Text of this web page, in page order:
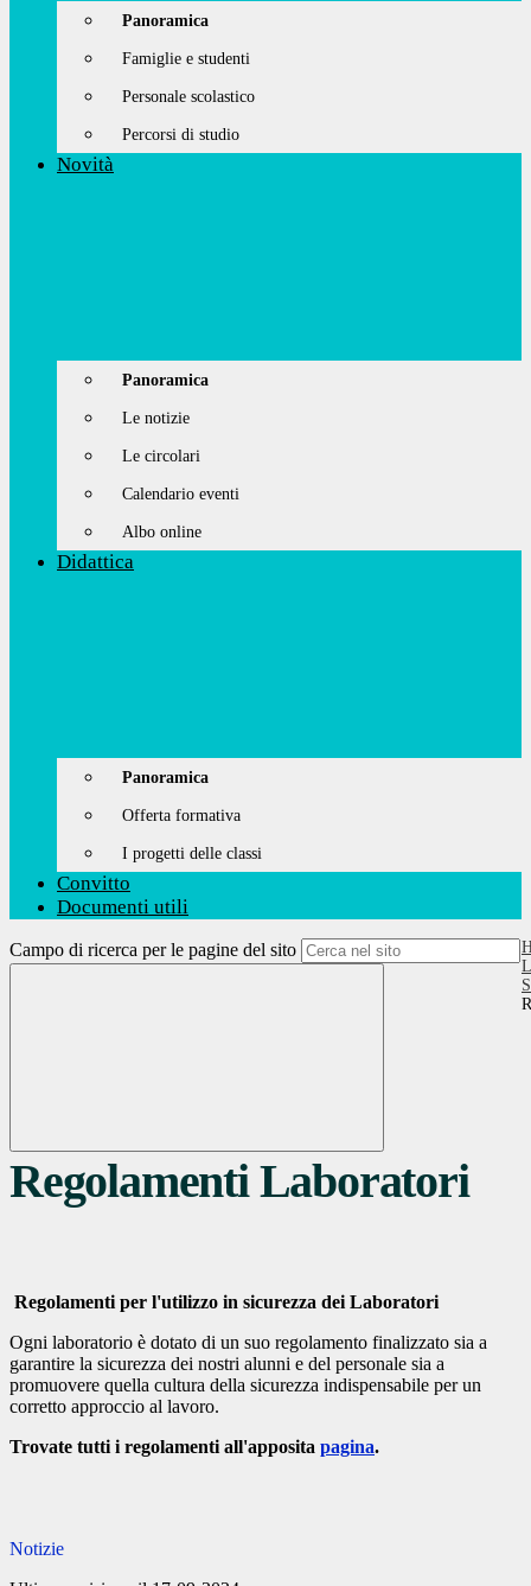
Panoramica
Famiglie e studenti
Personale scolastico
Percorsi di studio
Novità
Panoramica
Le notizie
Le circolari
Calendario eventi
Albo online
Didattica
Panoramica
Offerta formativa
I progetti delle classi
Convitto
Documenti utili
Campo di ricerca per le pagine del sito
Regolamenti Laboratori
Regolamenti per l'utilizzo in sicurezza dei Laboratori
Ogni laboratorio è dotato di un suo regolamento finalizzato sia a
garantire la sicurezza dei nostri alunni e del personale sia a
promuovere quella cultura della sicurezza indispensabile per un
corretto approccio al lavoro.
Trovate tutti i regolamenti all'apposita pagina.
Notizie